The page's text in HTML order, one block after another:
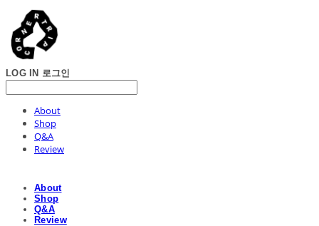
LOG IN 로그인
About
Shop
Q&A
Review
About
Shop
Q&A
Review